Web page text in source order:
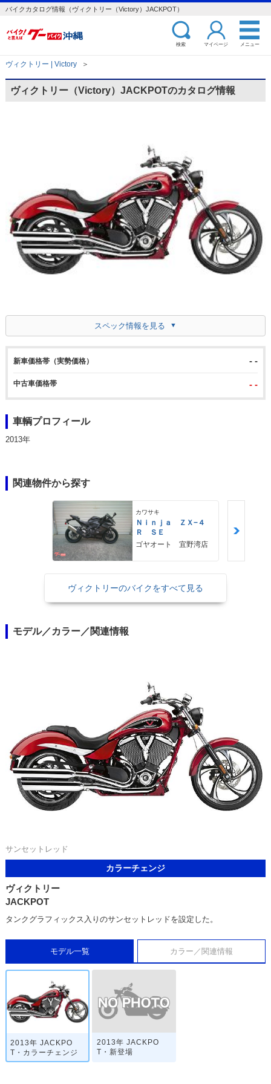
バイクカタログ情報（ヴィクトリー（Victory）JACKPOT）
検索 マイページ メニュー
ヴィクトリー | Victory ＞
ヴィクトリー（Victory）JACKPOTのカタログ情報
スペック情報を見る
新車価格帯（実勢価格） - -
中古車価格帯 - -
車輌プロフィール
2013年
関連物件から探す
カワサキ
Ｎｉｎｊａ ＺＸ−４
Ｒ ＳＥ
ゴヤオート 宜野湾店
ヴィクトリーのバイクをすべて見る
モデル／カラー／関連情報
サンセットレッド
カラーチェンジ
ヴィクトリー
JACKPOT
タンクグラフィックス入りのサンセットレッドを設定した。
モデル一覧 カラー／関連情報
2013年 JACKPO
T・カラーチェンジ
2013年 JACKPO
T・新登場